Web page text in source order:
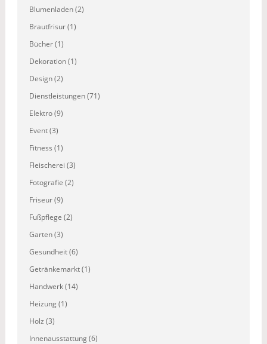
Blumenladen (2)
Brautfrisur (1)
Bücher (1)
Dekoration (1)
Design (2)
Dienstleistungen (71)
Elektro (9)
Event (3)
Fitness (1)
Fleischerei (3)
Fotografie (2)
Friseur (9)
Fußpflege (2)
Garten (3)
Gesundheit (6)
Getränkemarkt (1)
Handwerk (14)
Heizung (1)
Holz (3)
Innenausstattung (6)